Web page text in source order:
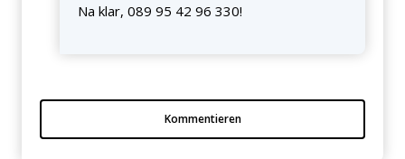
Na klar, 089 95 42 96 330!
Kommentieren